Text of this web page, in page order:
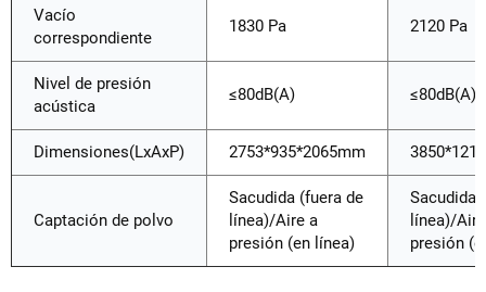
Vacío
correspondiente
1830 Pa 2120 Pa
Nivel de presión
acústica
≤80dB(A) ≤80dB(A)
Dimensiones(LxAxP) 2753*935*2065mm
Captación de polvo
Sacudida (fuera de
línea)/Aire a
presión (en línea)
Sacudida
línea)/
presión